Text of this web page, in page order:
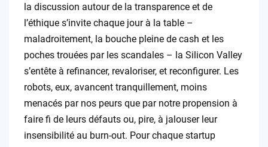
la discussion autour de la transparence et de
l’éthique s’invite chaque jour à la table –
maladroitement, la bouche pleine de cash et les
poches trouées par les scandales – la Silicon Valley
s’entête à refinancer, revaloriser, et reconfigurer. Les
robots, eux, avancent tranquillement, moins
menacés par nos peurs que par notre propension à
faire fi de leurs défauts ou, pire, à jalouser leur
insensibilité au burn-out. Pour chaque startup